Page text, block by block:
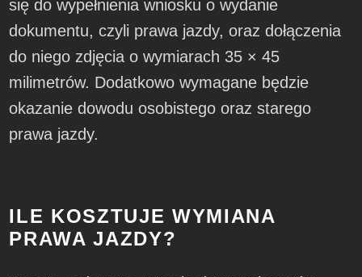
się do wypełnienia wniosku o wydanie
dokumentu, czyli prawa jazdy, oraz dołączenia
do niego zdjęcia o wymiarach 35 × 45
milimetrów. Dodatkowo wymagane będzie
okazanie dowodu osobistego oraz starego
prawa jazdy.
ILE KOSZTUJE WYMIANA
PRAWA JAZDY?